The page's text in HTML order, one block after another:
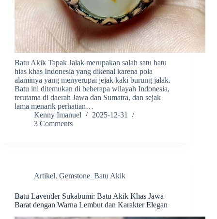
Batu Akik Tapak Jalak merupakan salah satu batu
hias khas Indonesia yang dikenal karena pola
alaminya yang menyerupai jejak kaki burung jalak.
Batu ini ditemukan di beberapa wilayah Indonesia,
terutama di daerah Jawa dan Sumatra, dan sejak
lama menarik perhatian…
Kenny Imanuel
2025-12-31
3 Comments
Artikel, Gemstone_Batu Akik
Batu Lavender Sukabumi: Batu Akik Khas Jawa
Barat dengan Warna Lembut dan Karakter Elegan